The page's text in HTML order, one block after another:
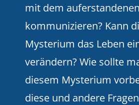
mit dem
kommunizieren? Kann
Mysterium das Leben
verändern? Wie sollte
diesem Mysterium
diese und andere